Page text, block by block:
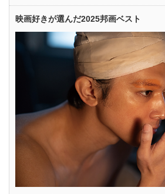
映画好きが選んだ2025邦画ベスト